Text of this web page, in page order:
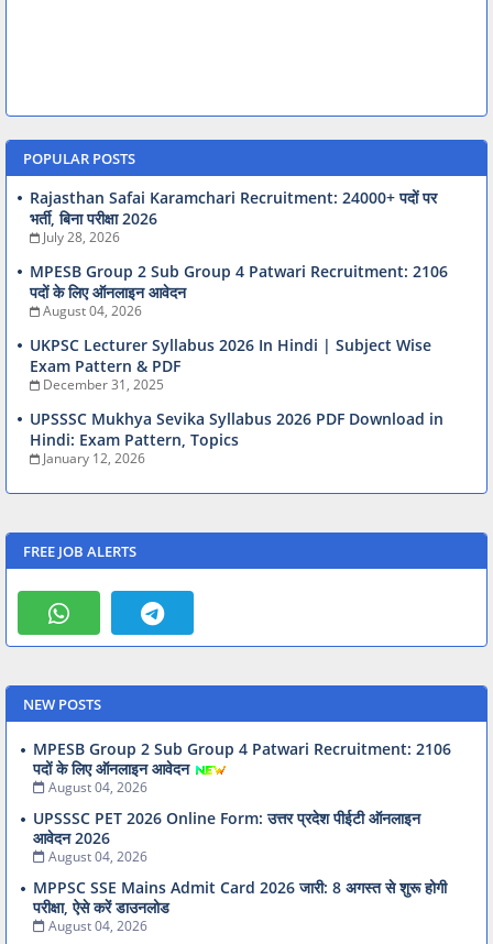
POPULAR POSTS
Rajasthan Safai Karamchari Recruitment: 24000+ पदों पर
भर्ती, बिना परीक्षा 2026
July 28, 2026
MPESB Group 2 Sub Group 4 Patwari Recruitment: 2106
पदों के लिए ऑनलाइन आवेदन
August 04, 2026
UKPSC Lecturer Syllabus 2026 In Hindi | Subject Wise
Exam Pattern & PDF
December 31, 2025
UPSSSC Mukhya Sevika Syllabus 2026 PDF Download in
Hindi: Exam Pattern, Topics
January 12, 2026
FREE JOB ALERTS
NEW POSTS
MPESB Group 2 Sub Group 4 Patwari Recruitment: 2106
पदों के लिए ऑनलाइन आवेदन
August 04, 2026
UPSSSC PET 2026 Online Form: उत्तर प्रदेश पीईटी ऑनलाइन
आवेदन 2026
August 04, 2026
MPPSC SSE Mains Admit Card 2026 जारी: 8 अगस्त से शुरू होगी
परीक्षा, ऐसे करें डाउनलोड
August 04, 2026